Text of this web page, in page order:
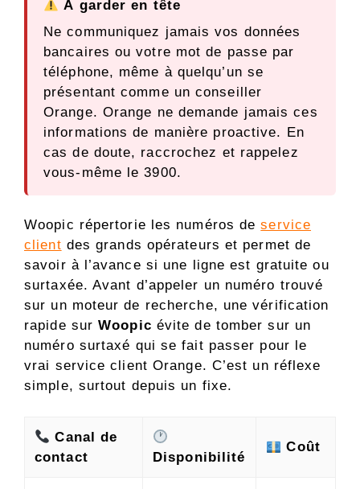
À garder en tête
Ne communiquez jamais vos données
bancaires ou votre mot de passe par
téléphone, même à quelqu’un se
présentant comme un conseiller
Orange. Orange ne demande jamais ces
informations de manière proactive. En
cas de doute, raccrochez et rappelez
vous-même le 3900.
Woopic répertorie les numéros deservice
client des grands opérateurs et permet de
savoir à l’avance si une ligne est gratuite ou
surtaxée. Avant d’appeler un numéro trouvé
sur un moteur de recherche, une vérification
rapide surWoopic évite de tomber sur un
numéro surtaxé qui se fait passer pour le
vrai service client Orange. C’est un réflexe
simple, surtout depuis un fixe.
Canal de
contact
Disponibilité
Coût